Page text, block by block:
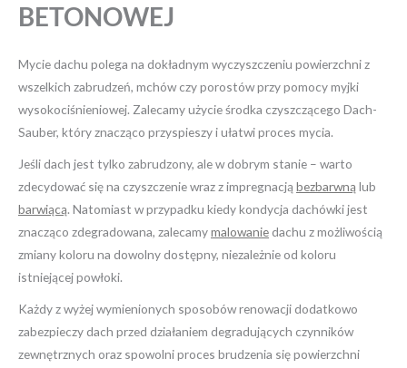
BETONOWEJ
Mycie dachu polega na dokładnym wyczyszczeniu powierzchni z
wszelkich zabrudzeń, mchów czy porostów przy pomocy myjki
wysokociśnieniowej. Zalecamy użycie środka czyszczącego Dach-
Sauber, który znacząco przyspieszy i ułatwi proces mycia.
Jeśli dach jest tylko zabrudzony, ale w dobrym stanie – warto
zdecydować się na czyszczenie wraz z impregnacją bezbarwną lub
barwiącą. Natomiast w przypadku kiedy kondycja dachówki jest
znacząco zdegradowana, zalecamymalowanie dachu z możliwością
zmiany koloru na dowolny dostępny, niezależnie od koloru
istniejącej powłoki.
Każdy z wyżej wymienionych sposobów renowacji dodatkowo
zabezpieczy dach przed działaniem degradujących czynników
zewnętrznych oraz spowolni proces brudzenia się powierzchni